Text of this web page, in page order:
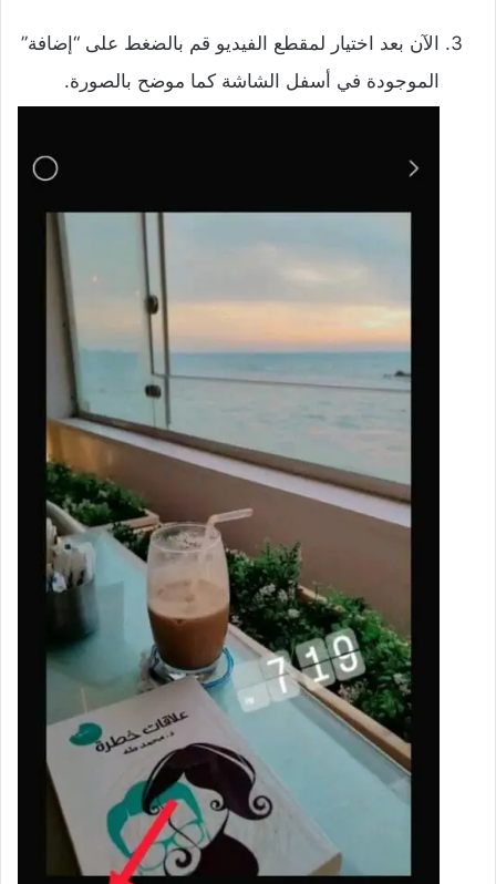
الآن بعد اختيار لمقطع الفيديو قم بالضغط على “إضافة”
الموجودة في أسفل الشاشة كما موضح بالصورة.